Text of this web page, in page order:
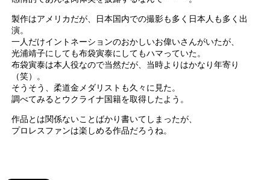
製作はアメリカだが、日本国内での撮影も多く日本人も多く出
演。
一人だけイントネーションのおかしいお偉いさんがいたが、
光浦靖子にしても布袋寅泰にしてもハマっていた。
布袋寅泰は本人役なので当然だが、当時よりはかなり年寄り
（笑）。
そうそう、柔道金メダリストも久々に見た。
調べてみるとウクライナ国籍を取得したよう。
作品とは関係ないことばかり書いてしまったが、
プロレスファンは楽しめる作品だろうね。